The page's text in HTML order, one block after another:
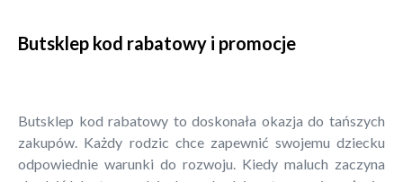
Butsklep kod rabatowy i promocje
Butsklep kod rabatowy to doskonała okazja do tańszych
zakupów. Każdy rodzic chce zapewnić swojemu dziecku
odpowiednie warunki do rozwoju. Kiedy maluch zaczyna